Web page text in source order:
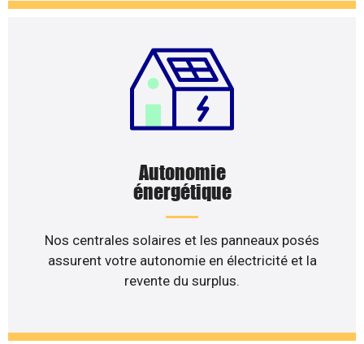
Autonomie
énergétique
Nos centrales solaires et les panneaux posés
assurent votre autonomie en électricité et la
revente du surplus.